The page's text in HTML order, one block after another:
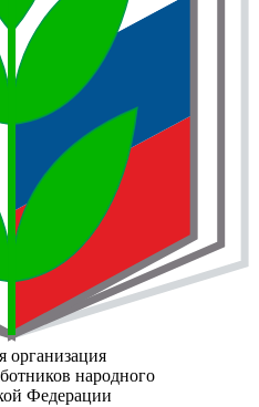
организация
народного
Федерации